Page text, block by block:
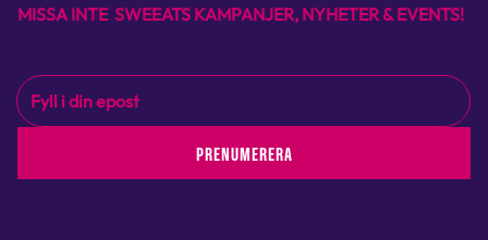
MISSA INTE SWEEATS KAMPANJER, NYHETER & EVENTS!
PRENUMERERA